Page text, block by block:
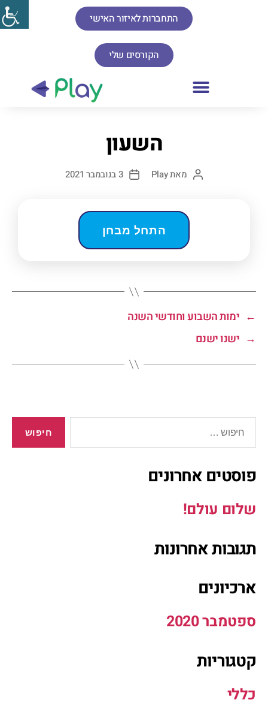
התחברות לאיזור האישי
הקורסים שלי
השעון
מאתPlay 3 בנובמבר 2021
← ימות השבוע וחודשי השנה
→ ישנו ישנם
פוסטים אחרונים
שלום עולם!
תגובות אחרונות
ארכיונים
ספטמבר 2020
קטגוריות
כללי